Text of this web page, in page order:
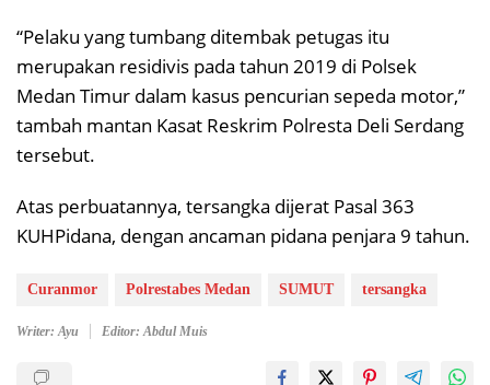
“Pelaku yang tumbang ditembak petugas itu
merupakan residivis pada tahun 2019 di Polsek
Medan Timur dalam kasus pencurian sepeda motor,”
tambah mantan Kasat Reskrim Polresta Deli Serdang
tersebut.
Atas perbuatannya, tersangka dijerat Pasal 363
KUHPidana, dengan ancaman pidana penjara 9 tahun.
Curanmor Polrestabes Medan SUMUT tersangka
Writer: Ayu Editor: Abdul Muis